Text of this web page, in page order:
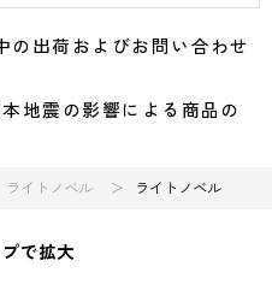
出荷およびお問い合わせ
震の影響による商品の
ライトノベル ライトノベル
で拡大